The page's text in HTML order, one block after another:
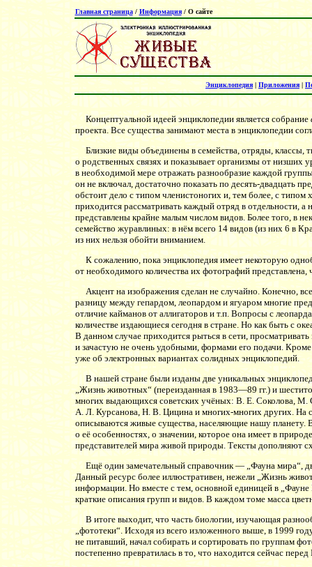
Главная страница/ Информация/ О сайте
Энциклопедия | Приложения |
Концептуальной идеей энциклопедии является собрание
проекта. Все существа занимают места в энциклопедии
Близкие виды объединены в семейства, отряды, классы,
о родственных связях и показывает организмы от низших
в необходимой мере отражать разнообразие каждой
он не включал, достаточно показать по десять-двадцать
обстоит дело с типом членистоногих и, тем более, с
приходится рассматривать каждый отряд в отдельности,
представлены крайне малым числом видов. Более того, в
семейство журавлиных: в нём всего 14 видов (из них 6 в
из них нельзя обойти вниманием.
К сожалению, пока энциклопедия имеет некоторую
от необходимого количества их фотографий
Акцент на изображения сделан не случайно. Конечно,
разницу между гепардом, леопардом и ягуаром многие
отличие кайманов от аллигаторов и т.п. Вопросы с
количестве издающиеся сегодня в стране. Но как быть с
В данном случае приходится рыться в сети,
и зачастую не очень удобными, формами его подачи.
уже об электронных вариантах солидных энциклопедий.
В нашей стране были изданы две уникальных
„Жизнь животных“ (переизданная в 1983—89 гг.) и
многих выдающихся советских учёных: В. Е. Соколова,
А. Л. Курсанова, Н. В. Цицина и многих-многих других. На
описываются живые существа, населяющие нашу планету.
о её особенностях, о значении, которое она имеет в
представителей мира живой природы. Тексты дополняют
Ещё один замечательный справочник — „Фауна мира“,
Данный ресурс более иллюстративен, нежели „Жизнь
информации. Но вместе с тем, основной единицей в
краткие описания групп и видов. В каждом томе масса
В итоге выходит, что часть биологии, изучающая
„фототеки“. Исходя из всего изложенного выше, в 1999
не питавший, начал собирать и сортировать по группам
постепенно превратилась в то, что находится сейчас